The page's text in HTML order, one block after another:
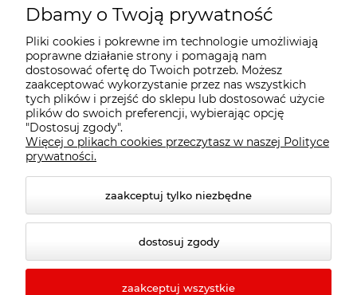
Pomoc
Moje konto
Płatności i dostawa
O nas
Dbamy o Twoją prywatność
Pliki cookies i pokrewne im technologie umożliwiają
poprawne działanie strony i pomagają nam
dostosować ofertę do Twoich potrzeb. Możesz
zaakceptować wykorzystanie przez nas wszystkich
tych plików i przejść do sklepu lub dostosować użycie
plików do swoich preferencji, wybierając opcję
"Dostosuj zgody".
Więcej o plikach cookies przeczytasz w naszej Polityce
prywatności.
zaakceptuj tylko niezbędne
dostosuj zgody
zaakceptuj wszystkie